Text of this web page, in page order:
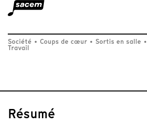
Société • Coups de cœur • Sortis en salle •
Travail
Résumé